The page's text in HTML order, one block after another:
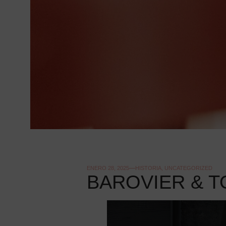
ENERO 28, 2025 HISTORIA UNCATEGORIZED
BAROVIER &